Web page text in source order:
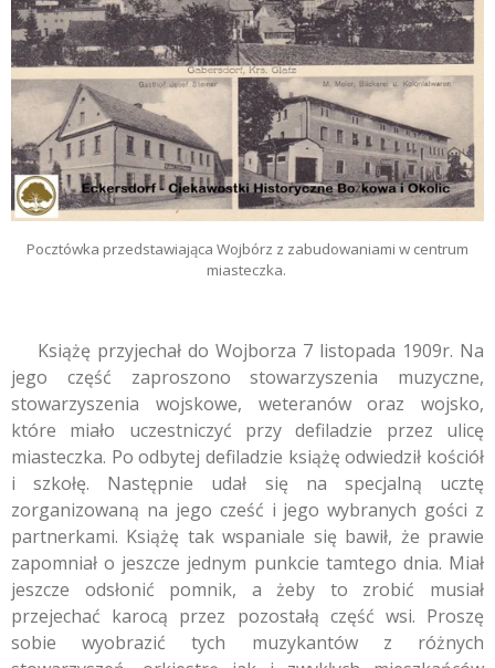
Pocztówka przedstawiająca Wojbórz z zabudowaniami w centrum
miasteczka.
Książę przyjechał do Wojborza 7 listopada 1909r. Na
jego część zaproszono stowarzyszenia muzyczne,
stowarzyszenia wojskowe, weteranów oraz wojsko,
które miało uczestniczyć przy defiladzie przez ulicę
miasteczka. Po odbytej defiladzie książę odwiedził kościół
i szkołę. Następnie udał się na specjalną ucztę
zorganizowaną na jego cześć i jego wybranych gości z
partnerkami. Książę tak wspaniale się bawił, że prawie
zapomniał o jeszcze jednym punkcie tamtego dnia. Miał
jeszcze odsłonić pomnik, a żeby to zrobić musiał
przejechać karocą przez pozostałą część wsi. Proszę
sobie wyobrazić tych muzykantów z różnych